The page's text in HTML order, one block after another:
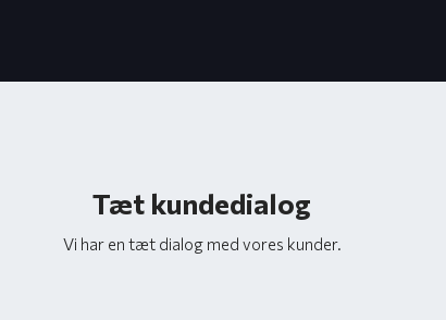
Tæt kundedialog
Vi har en tæt dialog med vores kunder.